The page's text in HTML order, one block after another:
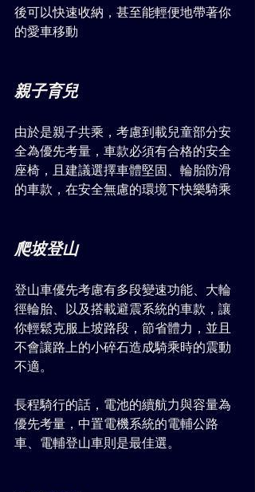
後可以快速收納，甚至能輕便地帶著你
的愛車移動
親子育兒
由於是親子共乘，考慮到載兒童部分安
全為優先考量，車款必須有合格的安全
座椅，且建議選擇車體堅固、輪胎防滑
的車款，在安全無慮的環境下快樂騎乘
爬坡登山
登山車優先考慮有多段變速功能、大輪
徑輪胎、以及搭載避震系統的車款，讓
你輕鬆克服上坡路段，節省體力，並且
不會讓路上的小碎石造成騎乘時的震動
不適。
長程騎行的話，電池的續航力與容量為
優先考量，中置電機系統的電輔公路
車、電輔登山車則是最佳選。